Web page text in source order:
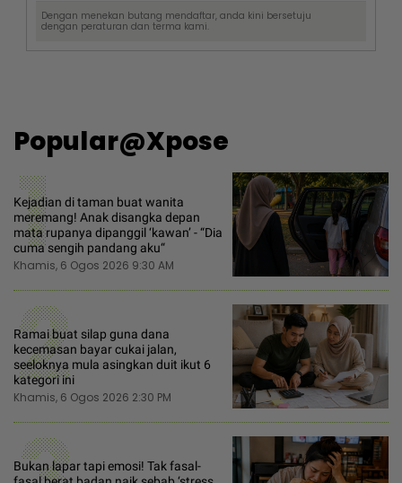
Dengan menekan butang mendaftar, anda kini bersetuju
dengan peraturan dan terma kami.
Popular@Xpose
1
Kejadian di taman buat wanita
meremang! Anak disangka depan
mata rupanya dipanggil ‘kawan’ - “Dia
cuma sengih pandang aku“
Khamis, 6 Ogos 2026 9:30 AM
2
Ramai buat silap guna dana
kecemasan bayar cukai jalan,
seeloknya mula asingkan duit ikut 6
kategori ini
Khamis, 6 Ogos 2026 2:30 PM
Bukan lapar tapi emosi! Tak fasal-